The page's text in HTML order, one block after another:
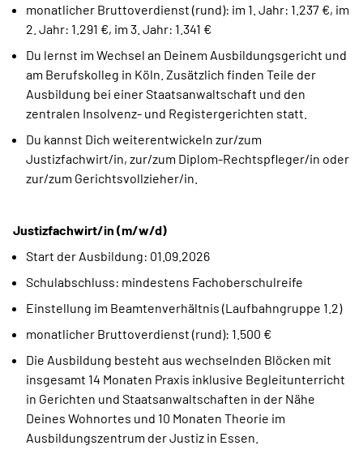
monatlicher Bruttoverdienst (rund): im 1. Jahr: 1.237 €, im
2. Jahr: 1.291 €, im 3. Jahr: 1.341 €
Du lernst im Wechsel an Deinem Ausbildungsgericht und
am Berufskolleg in Köln. Zusätzlich finden Teile der
Ausbildung bei einer Staatsanwaltschaft und den
zentralen Insolvenz- und Registergerichten statt.
Du kannst Dich weiterentwickeln zur/zum
Justizfachwirt/in, zur/zum Diplom-Rechtspfleger/in oder
zur/zum Gerichtsvollzieher/in.
Justizfachwirt/in (m/w/d)
Start der Ausbildung: 01.09.2026
Schulabschluss: mindestens Fachoberschulreife
Einstellung im Beamtenverhältnis (Laufbahngruppe 1.2)
monatlicher Bruttoverdienst (rund): 1.500 €
Die Ausbildung besteht aus wechselnden Blöcken mit
insgesamt 14 Monaten Praxis inklusive Begleitunterricht
in Gerichten und Staatsanwaltschaften in der Nähe
Deines Wohnortes und 10 Monaten Theorie im
Ausbildungszentrum der Justiz in Essen.